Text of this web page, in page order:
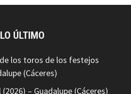
LO ÚLTIMO
los toros de los festejos
(Cáceres)
– Guadalupe (Cáceres)